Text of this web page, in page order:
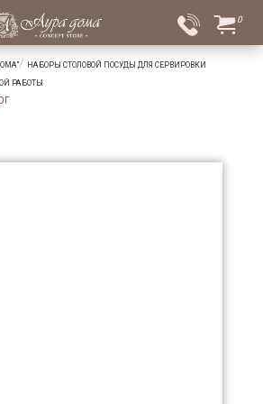
0
НАБОРЫ СТОЛОВОЙ ПОСУДЫ ДЛЯ СЕРВИРОВКИ
РАБОТЫ